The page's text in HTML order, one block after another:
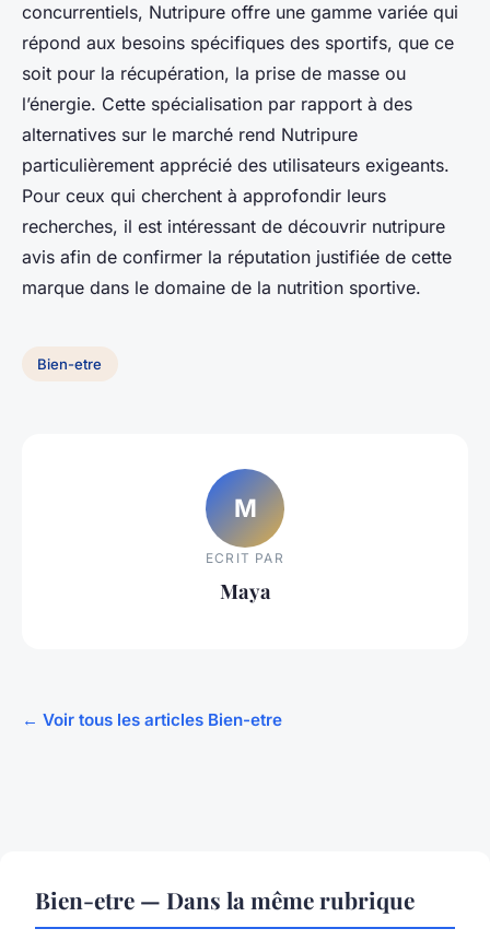
concurrentiels, Nutripure offre une gamme variée qui
répond aux besoins spécifiques des sportifs, que ce
soit pour la récupération, la prise de masse ou
l’énergie. Cette spécialisation par rapport à des
alternatives sur le marché rend Nutripure
particulièrement apprécié des utilisateurs exigeants.
Pour ceux qui cherchent à approfondir leurs
recherches, il est intéressant de découvrir nutripure
avis afin de confirmer la réputation justifiée de cette
marque dans le domaine de la nutrition sportive.
Bien-etre
M
ECRIT PAR
Maya
← Voir tous les articles Bien-etre
Bien-etre — Dans la même rubrique